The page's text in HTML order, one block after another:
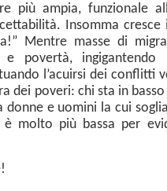
più ampia, funzionale
Insomma
Mentre masse di
e povertà,
l’acuirsi dei conflitti
dei poveri: chi sta in
donne e uomini la cui
molto più bassa per